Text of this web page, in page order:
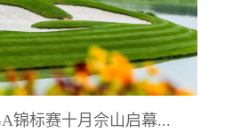
锦标赛十月佘山启幕...